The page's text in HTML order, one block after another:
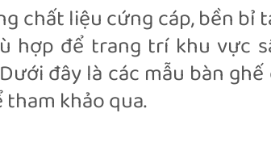
chất liệu cứng cáp, bền bỉ
hợp để trang trí khu vực
đây là các mẫu bàn ghế
khảo qua.